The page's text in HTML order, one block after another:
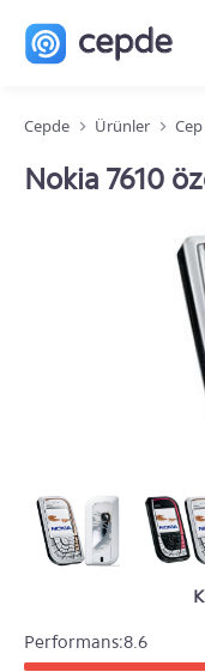
Cepde Ürünler
Nokia 7610
Performans:8.6